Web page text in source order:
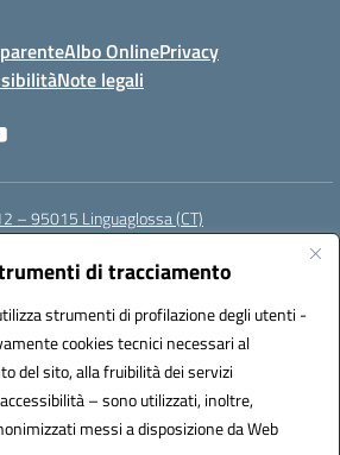
di tracciamento
strumenti di profilazione degli utenti -
cookies tecnici necessari al
del sito, alla fruibilità dei servizi
– sono utilizzati, inoltre,
messi a disposizione da Web
Albo OnlinePrivacy
Note legali
– 95015 Linguaglossa (CT)
(PEC):ctic83200r@pec.istruzione.it
Amministrazioni (IPA): istsc_CTIC83200R
UF7TEB